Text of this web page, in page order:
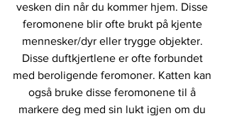
vesken din når du kommer hjem. Disse
feromonene blir ofte brukt på kjente
mennesker/dyr eller trygge objekter.
Disse duftkjertlene er ofte forbundet
med beroligende feromoner. Katten kan
også bruke disse feromonene til å
markere deg med sin lukt igjen om du